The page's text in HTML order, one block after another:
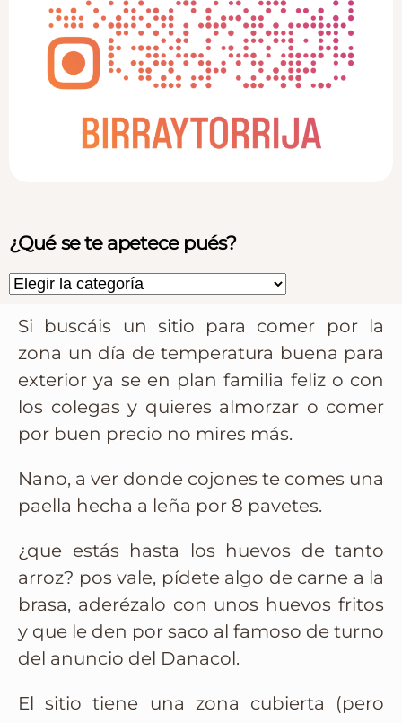
Si buscáis un sitio para comer por la
zona un día de temperatura buena para
exterior ya se en plan familia feliz o con
los colegas y quieres almorzar o comer
por buen precio no mires más.
Nano, a ver donde cojones te comes una
paella hecha a leña por 8 pavetes.
¿que estás hasta los huevos de tanto
arroz? pos vale, pídete algo de carne a la
brasa, aderézalo con unos huevos fritos
y que le den por saco al famoso de turno
del anuncio del Danacol.
El sitio tiene una zona cubierta (pero
¿Qué se te apetece pués?